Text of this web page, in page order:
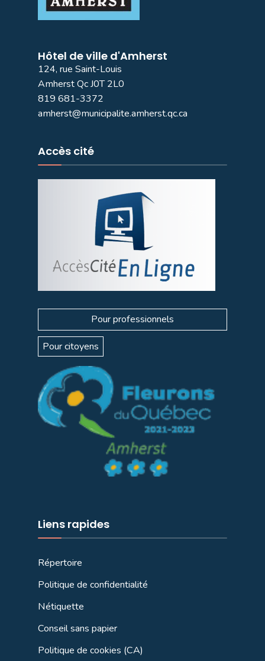
Hôtel de ville d'Amherst
124, rue Saint-Louis
Amherst Qc J0T 2L0
819 681-3372
amherst@municipalite.amherst.qc.ca
Accès cité
Pour professionnels
Pour citoyens
Liens rapides
Répertoire
Politique de confidentialité
Nétiquette
Conseil sans papier
Politique de cookies (CA)